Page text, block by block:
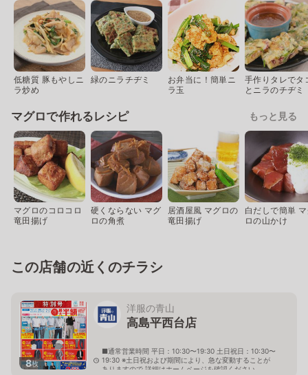
低糖質 豚もやしニ
ラ炒め
緑のニラチヂミ
お弁当に！簡単ニ
ラ玉
手作りタレでタ
とニラのチヂミ
マグロで作れるレシピ もっと見る
マグロのコロコロ
竜田揚げ
硬くならない マグ
ロの角煮
居酒屋風 マグロの
竜田揚げ
白だしで簡単
ロの山かけ
この店舗の近くのチラシ
8枚
洋服の青山
高島平西台店
■通常営業時間 平日：10:30〜19:30 土日祝日：10:30〜
19:30 ※土日祝および期間により、急な変動することが
ありますので 詳細はホームページを確認ください